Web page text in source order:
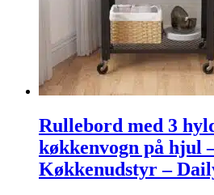
Rullebord med 3
køkkenvogn på hjul
Køkkenudstyr –